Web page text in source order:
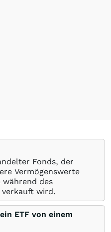
Fonds, der
Vermögenswerte
des
verkauft wird.
ETF von einem